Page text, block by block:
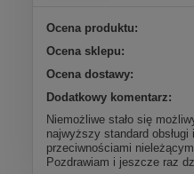
Ocena produktu:
Ocena sklepu:
Ocena dostawy:
Dodatkowy komentarz:
Niemożliwe stało się
najwyższy standard
przeciwnościami
Pozdrawiam i jeszcze raz